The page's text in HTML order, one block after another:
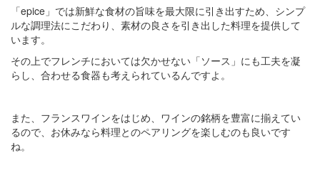
「epice」では新鮮な食材の旨味を最大限に引き出すため、シンプ
ルな調理法にこだわり、素材の良さを引き出した料理を提供して
います。
その上でフレンチにおいては欠かせない「ソース」にも工夫を凝
らし、合わせる食器も考えられているんですよ。
また、フランスワインをはじめ、ワインの銘柄を豊富に揃えてい
るので、お休みなら料理とのペアリングを楽しむのも良いです
ね。